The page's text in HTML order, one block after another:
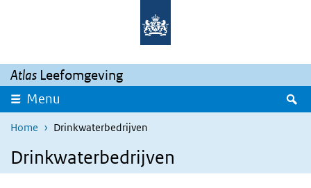
Overslaan en naar de inhoud gaan
Atlas Leefomgeving
Menu
Home Drinkwaterbedrijven
Drinkwaterbedrijven